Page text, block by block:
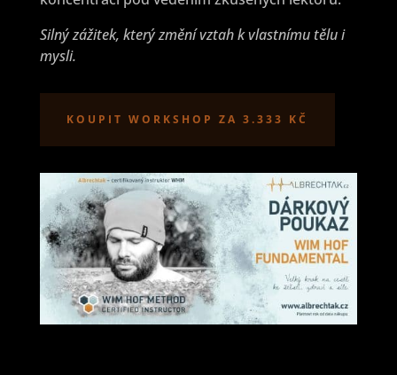
Silný zážitek, který změní vztah k vlastnímu tělu i
mysli.
KOUPIT WORKSHOP ZA 3.333 KČ